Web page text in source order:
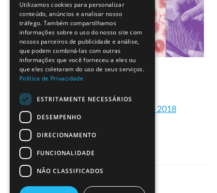
Formações ESERO Portugal de 2018
ENGLISH
Utilizamos cookies para personalizar
conteúdo, anúncios e analisar nosso
tráfego. Também compartilhamos
informações sobre o uso do nosso site com
nossos parceiros de publicidade e análise,
que podem combiná-las com outras
informações que você forneceu a eles ou
que eles coletaram do uso de seus serviços.
Política de Privacidade
ESTRITAMENTE NECESSÁRIOS
DESEMPENHO
DIRECIONAMENTO
FUNCIONALIDADE
NÃO CLASSIFICADOS